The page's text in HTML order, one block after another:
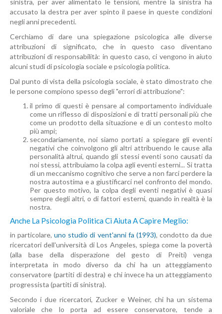
sinistra, per aver alimentato le tensioni, mentre la sinistra ha
accusato la destra per aver spinto il paese in queste condizioni
negli anni precedenti.
Cerchiamo di dare una spiegazione psicologica alle diverse
attribuzioni di significato, che in questo caso diventano
attribuzioni di responsabilità: in questo caso, ci vengono in aiuto
alcuni studi di psicologia sociale e psicologia politica.
Dal punto di vista della psicologia sociale, è stato dimostrato che
le persone compiono spesso degli "errori di attribuzione":
il primo di questi è pensare al comportamento individuale
come un riflesso di disposizioni e di tratti personali più che
come un prodotto della situazione e di un contesto molto
più ampi;
secondariamente, noi siamo portati a spiegare gli eventi
negativi che coinvolgono gli altri attribuendo le cause alla
personalità altrui, quando gli stessi eventi sono causati da
noi stessi, attribuiamo la colpa agli eventi esterni... Si tratta
di un meccanismo cognitivo che serve a non farci perdere la
nostra autostima e a giustificarci nel confronto del mondo.
Per questo motivo, la colpa degli eventi negativi è quasi
sempre degli altri, o di fattori esterni, quando in realtà è la
nostra.
Anche La Psicologia Politica Ci Aiuta A Capire Meglio:
in particolare,uno studio di vent'anni fa (1993), condotto da due
ricercatori dell'università di Los Angeles, spiega come la povertà
(alla base della disperazione del gesto di Preiti) venga
interpretata in modo diverso da chi ha un atteggiamento
conservatore (partiti di destra) e chi invece ha un atteggiamento
progressista (partiti di sinistra).
Secondo i due ricercatori, Zucker e Weiner, chi ha un sistema
valoriale che lo porta ad essere conservatore, tende a